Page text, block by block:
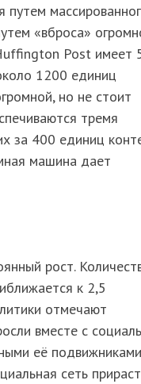
путем
«вброса»
Post имеет
1200 единиц
но не стоит
тремя
за 400 единиц
машина дает
рост.
к 2,5
отмечают
вместе с
её
сеть